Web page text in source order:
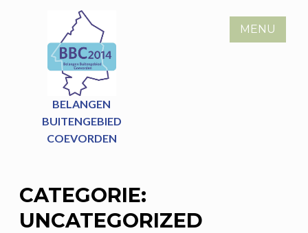
BELANGEN
BUITENGEBIED
COEVORDEN
MENU
CATEGORIE:
UNCATEGORIZED